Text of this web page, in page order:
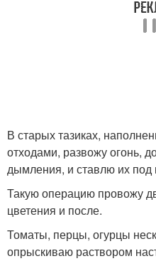
В старых тазиках,
отходами, развожу огонь,
дымления, и ставлю их под
Такую операцию провожу
цветения и после.
Томаты, перцы, огурцы
опрыскиваю раствором